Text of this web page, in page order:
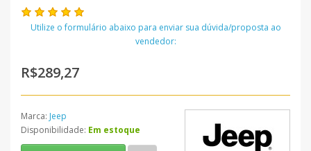
Utilize o formulário abaixo para enviar sua dúvida/proposta ao
vendedor:
R$289,27
Marca: Jeep
Disponibilidade: Em estoque